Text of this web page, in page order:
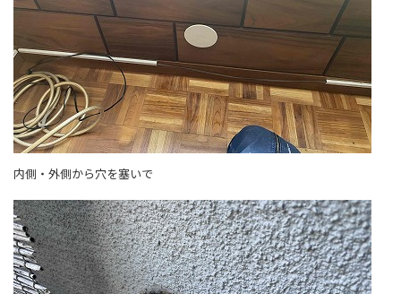
内側・外側から穴を塞いで